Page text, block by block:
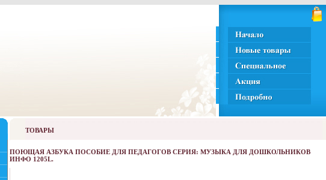
ТОВАРЫ
ПОЮЩАЯ АЗБУКА ПОСОБИЕ ДЛЯ ПЕДАГОГОВ СЕРИЯ: МУЗЫКА ДЛЯ ДОШКОЛЬНИКОВ
ИНФО 1205L.